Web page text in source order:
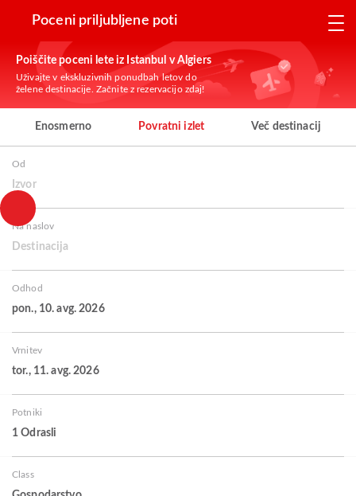
Poceni priljubljene poti
Poiščite poceni lete iz Istanbul v Algiers
Uživajte v ekskluzivnih ponudbah letov do
želene destinacije. Začnite z rezervacijo zdaj!
Enosmerno Povratni izlet Več destinacij
Od
Izvor
Na naslov
Destinacija
Odhod
pon., 10. avg. 2026
Vrnitev
tor., 11. avg. 2026
Potniki
1 Odrasli
Class